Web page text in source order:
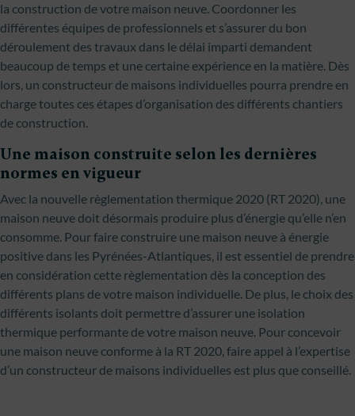
la construction de votre maison neuve. Coordonner les
différentes équipes de professionnels et s’assurer du bon
déroulement des travaux dans le délai imparti demandent
beaucoup de temps et une certaine expérience en la matière. Dès
lors, un constructeur de maisons individuelles pourra prendre en
charge toutes ces étapes d’organisation des différents chantiers
de construction.
Une maison construite selon les dernières
normes en vigueur
Avec la nouvelle règlementation thermique 2020 (RT 2020), une
maison neuve doit désormais produire plus d’énergie qu’elle n’en
consomme. Pour faire construire une maison neuve à énergie
positive dans les Pyrénées-Atlantiques, il est essentiel de prendre
en considération cette règlementation dès la conception des
différents plans de votre maison individuelle. De plus, le choix des
différents isolants doit permettre d’assurer une isolation
thermique performante de votre maison neuve. Pour concevoir
une maison neuve conforme à la RT 2020, faire appel à l’expertise
d’un constructeur de maisons individuelles est plus que conseillé.